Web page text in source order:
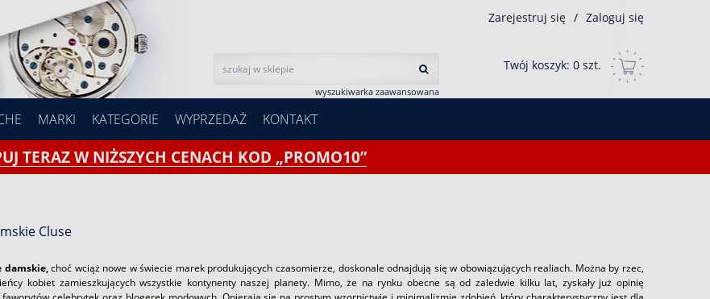
wyszukiwarka zaawansowana
Zarejestruj się / Zaloguj się
Twój koszyk: 0 szt.
MARKI KATEGORIE WYPRZEDAŻ KONTAKT
TERAZ W NIŻSZYCH CENACH KOD „PROMO10”
Cluse
damskie,choć wciąż nowe w świecie marek produkujących czasomierze, doskonale odnajdują się w obowiązujących realiach. Można by rzec,
kobiet zamieszkujących wszystkie kontynenty naszej planety. Mimo, że na rynku obecne są od zaledwie kilku lat, zyskały już opinię